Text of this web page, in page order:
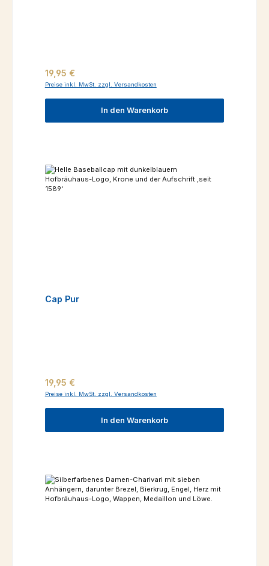
Regulärer Preis:
19,95 €
Preise inkl. MwSt. zzgl. Versandkosten
In den Warenkorb
Cap Pur
Regulärer Preis:
19,95 €
Preise inkl. MwSt. zzgl. Versandkosten
In den Warenkorb